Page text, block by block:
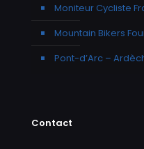
Moniteur Cycliste
Mountain Bikers
Pont-d’Arc –
Contact